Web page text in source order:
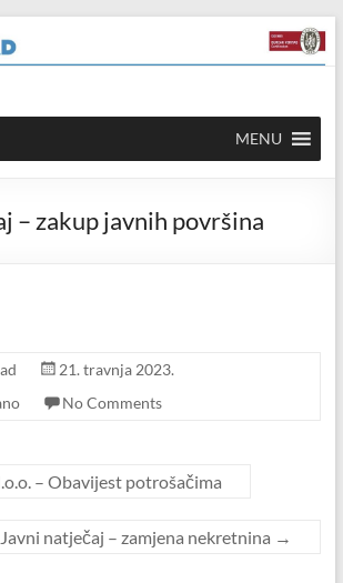
MENU
– zakup javnih površina
21. travnja 2023.
No Comments
– Obavijest potrošačima
Javni natječaj – zamjena nekretnina →